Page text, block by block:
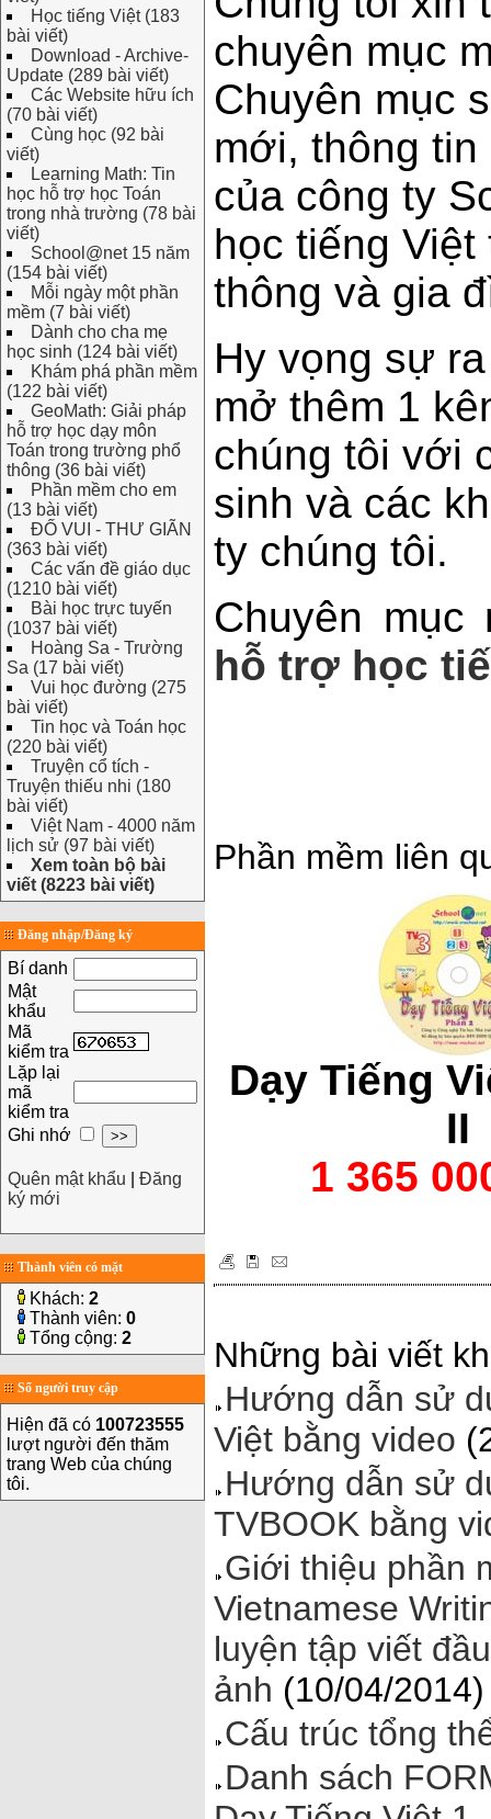
Học tiếng Việt (183
bài viết)
Download - Archive-
Update (289 bài viết)
Các Website hữu ích
(70 bài viết)
Cùng học (92 bài
viết)
Learning Math: Tin
học hỗ trợ học Toán
trong nhà trường (78 bài
viết)
School@net 15 năm
(154 bài viết)
Mỗi ngày một phần
mềm (7 bài viết)
Dành cho cha mẹ
học sinh (124 bài viết)
Khám phá phần mềm
(122 bài viết)
GeoMath: Giải pháp
hỗ trợ học dạy môn
Toán trong trường phổ
thông (36 bài viết)
Phần mềm cho em
(13 bài viết)
ĐỐ VUI - THƯ GIÃN
(363 bài viết)
Các vấn đề giáo dục
(1210 bài viết)
Bài học trực tuyến
(1037 bài viết)
Hoàng Sa - Trường
Sa (17 bài viết)
Vui học đường (275
bài viết)
Tin học và Toán học
(220 bài viết)
Truyện cổ tích -
Truyện thiếu nhi (180
bài viết)
Việt Nam - 4000 năm
lịch sử (97 bài viết)
Xem toàn bộ bài
viết (8223 bài viết)
Đăng nhập/Đăng ký
Bí danh
Mật
khẩu
Mã
kiểm tra
Lặp lại
mã
kiểm tra
Ghi nhớ
Quên mật khẩu
Đăng
ký mới
Thành viên có mặt
Khách: 2
Thành viên: 0
Tổng cộng: 2
Số người truy cập
Hiện đã có 100723555
lượt người đến thăm
trang Web của chúng
tôi.
chuyên mục
Chuyên mục
mới, thông
của công ty
học tiếng
thông và gia
Hy vọng sự
mở thêm 1
chúng tôi với
sinh và các
ty chúng tôi.
Chuyên
hỗ trợ học
Phần mềm liên
Dạy Tiếng
II
1 365
Những bài viết
Hướng dẫn sử
Việt bằng video
Hướng dẫn sử
TVBOOK bằng
Giới thiệu phần
Vietnamese
luyện tập viết
ảnh (10/04/2014)
Cấu trúc tổng
Danh sách